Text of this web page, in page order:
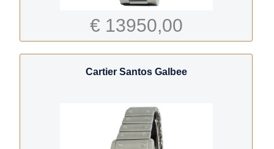
€ 13950,00
Cartier Santos Galbee